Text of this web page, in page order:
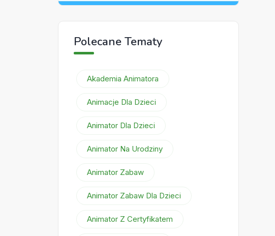
Polecane Tematy
Akademia Animatora
Animacje Dla Dzieci
Animator Dla Dzieci
Animator Na Urodziny
Animator Zabaw
Animator Zabaw Dla Dzieci
Animator Z Certyfikatem